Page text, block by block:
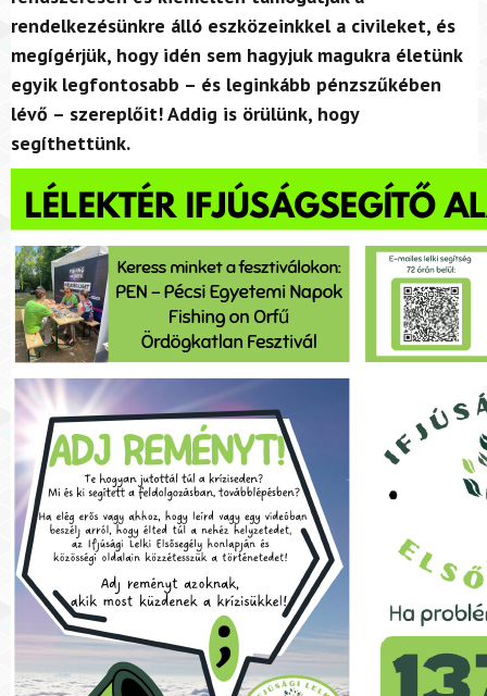
rendelkezésünkre álló eszközeinkkel a civileket, és
megígérjük, hogy idén sem hagyjuk magukra életünk
egyik legfontosabb – és leginkább pénzszűkében
lévő – szereplőit! Addig is örülünk, hogy
segíthettünk.